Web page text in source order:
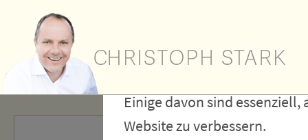
Wir
Cookies
Einige davon sind
Website zu verbessern.